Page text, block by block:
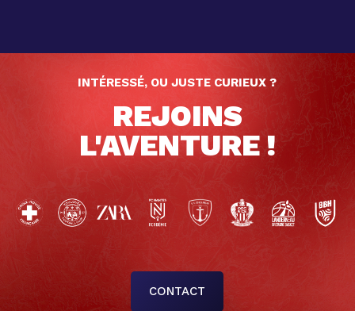
INTÉRESSÉ, OU JUSTE CURIEUX ?
REJOINS
L'AVENTURE !
CONTACT